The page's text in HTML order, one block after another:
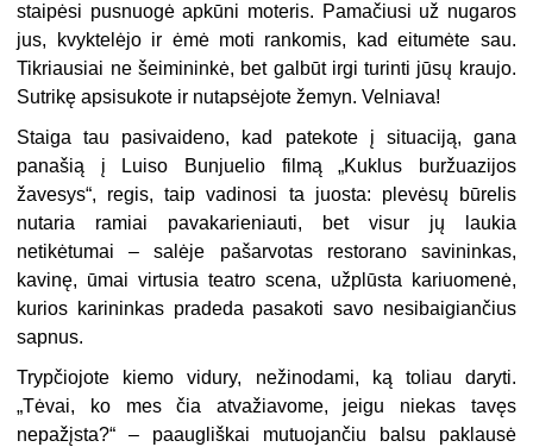
staipėsi pusnuogė apkūni moteris. Pamačiusi už nugaros
jus, kvyktelėjo ir ėmė moti rankomis, kad eitumėte sau.
Tikriausiai ne šeimininkė, bet galbūt irgi turinti jūsų kraujo.
Sutrikę apsisukote ir nutapsėjote žemyn. Velniava!
Staiga tau pasivaideno, kad patekote į situaciją, gana
panašią į Luiso Bunjuelio filmą „Kuklus buržuazijos
žavesys“, regis, taip vadinosi ta juosta: plevėsų būrelis
nutaria ramiai pavakarieniauti, bet visur jų laukia
netikėtumai – salėje pašarvotas restorano savininkas,
kavinę, ūmai virtusia teatro scena, užplūsta kariuomenė,
kurios karininkas pradeda pasakoti savo nesibaigiančius
sapnus.
Trypčiojote kiemo vidury, nežinodami, ką toliau daryti.
„Tėvai, ko mes čia atvažiavome, jeigu niekas tavęs
nepažįsta?“ – paaugliškai mutuojančiu balsu paklausė